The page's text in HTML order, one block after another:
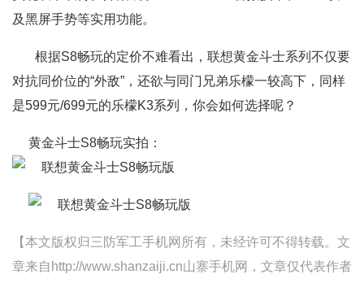
及黑屏手势等实用功能。
根据S8畅玩的定价不难看出，联想黄金斗士系列不仅要
对抗同价位的“外敌”，还欲与同门兄弟乐檬一较高下，同样
是599元/699元的乐檬K3系列，你会如何选择呢？
黄金斗士S8畅玩实拍：
【本文版权归三防军工手机网所有，未经许可不得转载。文
章来自http://www.shanzaiji.cn山寨手机网，文章仅代表作者